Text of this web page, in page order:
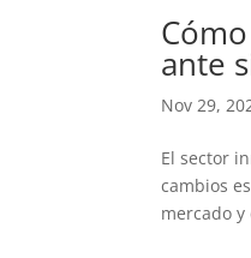
ante
Nov 29,
El sector
cambios
mercado